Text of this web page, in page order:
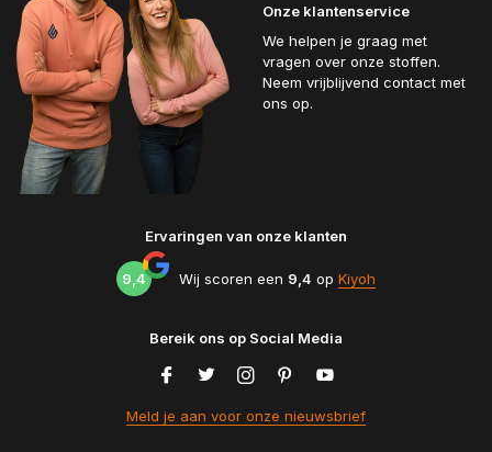
Onze klantenservice
We helpen je graag met
vragen over onze stoffen.
Neem vrijblijvend contact met
ons op.
Ervaringen van onze klanten
9,4 Wij scoren een 9,4 op Kiyoh
Bereik ons op Social Media
Meld je aan voor onze nieuwsbrief